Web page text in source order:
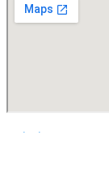
Thiết kế web Quy Nhơn